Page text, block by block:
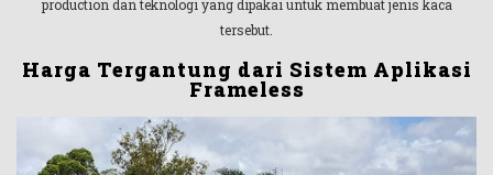
production dan teknologi yang dipakai untuk membuat jenis kaca
tersebut.
Harga Tergantung dari Sistem Aplikasi
Frameless